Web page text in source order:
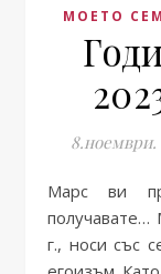
МОЕТО
8.ноември.
Марс ви прави силни и влюбени Какво
получавате…
г., носи със